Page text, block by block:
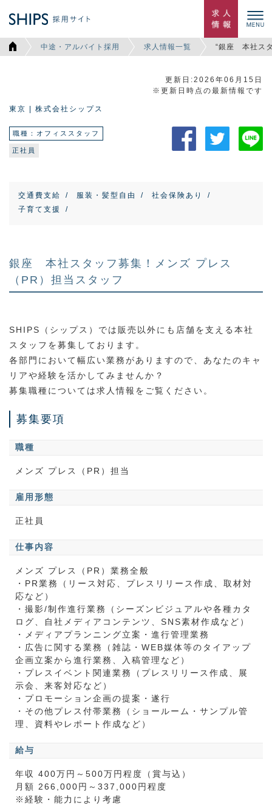
中途・アルバイト採用 求人情報一覧 “銀座 本社ス
更新日:2026年06月15日
※更新日時点の最新情報です
東京 | 株式会社シップス
職種：オフィススタッフ
正社員
交通費支給 服装・髪型自由
社会保険あり
子育て支援
銀座 本社スタッフ募集！メンズ プレス
（PR）担当スタッフ
SHIPS（シップス）では販売以外にも店舗を支える本社
スタッフを募集しております。
各部門において幅広い業務がありますので、あなたのキャ
リアや経験を活かしてみませんか？
募集職種については求人情報をご覧ください。
募集要項
職種
メンズ プレス（PR）担当
雇用形態
正社員
仕事内容
メンズ プレス（PR）業務全般
・PR業務（リース対応、プレスリリース作成、取材対
応など）
・撮影/制作進行業務（シーズンビジュアルや各種カタ
ログ、自社メディアコンテンツ、SNS素材作成など）
・メディアプランニング立案・進行管理業務
・広告に関する業務（雑誌・WEB媒体等のタイアップ
企画立案から進行業務、入稿管理など）
・プレスイベント関連業務（プレスリリース作成、展
示会、来客対応など）
・プロモーション企画の提案・遂行
・その他プレス付帯業務（ショールーム・サンプル管
理、資料やレポート作成など）
給与
年収 400万円～500万円程度（賞与込）
月額 266,000円～337,000円程度
※経験・能力により考慮